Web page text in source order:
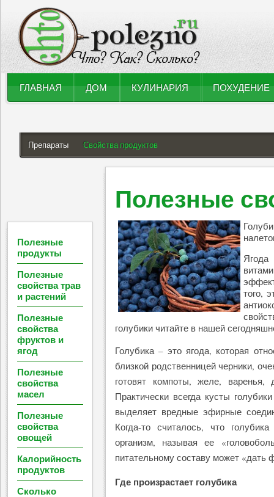
ГЛАВНАЯ ДОМ КУЛИНАРИЯ ПОХУДЕНИЕ
Препараты Свойства продуктов
Полезные
Ягода
того,
голубики читайте в нашей
Голубика – это ягода, которая
близкой родственницей черники,
готовят компоты, желе,
Практически всегда кусты
выделяет вредные эфирные
Когда-то считалось, что
организм, называя ее
питательному составу может «дать
Где произрастает голубика
Полезные
продукты
Полезные
свойства трав
и растений
Полезные
свойства
фруктов и
ягод
Полезные
свойства
масел
Полезные
свойства
овощей
Калорийность
продуктов
Сколько